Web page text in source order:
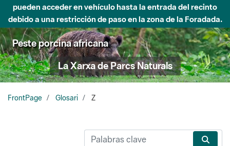
pueden acceder en vehículo hasta la entrada del recinto
debido a una restricción de paso en la zona de la Foradada.
Peste porcina africana
La Xarxa de Parcs Naturals
FrontPage Glosari Z